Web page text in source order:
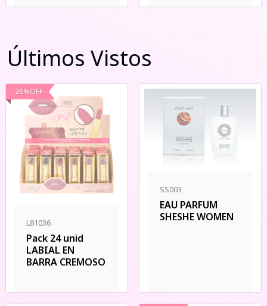
Últimos Vistos
26%OFF
L81036
Pack 24 unid
LABIAL EN
BARRA CREMOSO
SS003
EAU PARFUM
SHESHE WOMEN